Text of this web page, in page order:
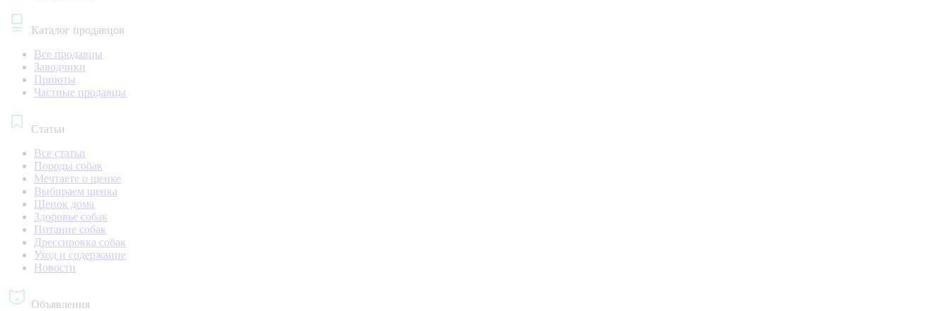
Каталог продавцов
Все продавцы
Заводчики
Приюты
Частные продавцы
Статьи
Все статьи
Породы собак
Мечтаете о щенке
Выбираем щенка
Щенок дома
Здоровье собак
Питание собак
Дрессировка собак
Уход и содержание
Новости
Объявления